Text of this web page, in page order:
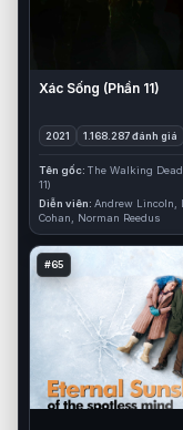
Xác Sống (Phần 11)
2021 1.168.287 đánh giá
Tên gốc The Walking
11)
Diễn viên Andrew Lincoln,
Cohan, Norman Reedus
#65